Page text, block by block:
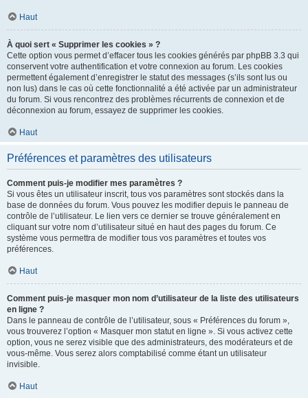
Haut
À quoi sert « Supprimer les cookies » ?
Cette option vous permet d’effacer tous les cookies générés par phpBB 3.3 qui
conservent votre authentification et votre connexion au forum. Les cookies
permettent également d’enregistrer le statut des messages (s’ils sont lus ou
non lus) dans le cas où cette fonctionnalité a été activée par un administrateur
du forum. Si vous rencontrez des problèmes récurrents de connexion et de
déconnexion au forum, essayez de supprimer les cookies.
Haut
Préférences et paramètres des utilisateurs
Comment puis-je modifier mes paramètres ?
Si vous êtes un utilisateur inscrit, tous vos paramètres sont stockés dans la
base de données du forum. Vous pouvez les modifier depuis le panneau de
contrôle de l’utilisateur. Le lien vers ce dernier se trouve généralement en
cliquant sur votre nom d’utilisateur situé en haut des pages du forum. Ce
système vous permettra de modifier tous vos paramètres et toutes vos
préférences.
Haut
Comment puis-je masquer mon nom d’utilisateur de la liste des utilisateurs
en ligne ?
Dans le panneau de contrôle de l’utilisateur, sous « Préférences du forum »,
vous trouverez l’option « Masquer mon statut en ligne ». Si vous activez cette
option, vous ne serez visible que des administrateurs, des modérateurs et de
vous-même. Vous serez alors comptabilisé comme étant un utilisateur
invisible.
Haut